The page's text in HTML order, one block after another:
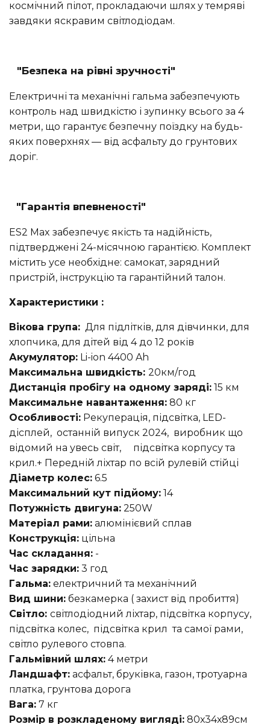
космічний пілот, прокладаючи шлях у темряві
завдяки яскравим світлодіодам.
"Безпека на рівні зручності"
Електричні та механічні гальма забезпечують
контроль над швидкістю і зупинку всього за 4
метри, що гарантує безпечну поїздку на будь-
яких поверхнях — від асфальту до грунтових
доріг.
"Гарантія впевненості"
ES2 Max забезпечує якість та надійність,
підтверджені 24-місячною гарантією. Комплект
містить усе необхідне: самокат, зарядний
пристрій, інструкцію та гарантійний талон.
Характеристики :
Вікова група: Для підлітків, для дівчинки, для
хлопчика, для дітей від 4 до 12 років
Акумулятор: Li-ion 4400 Ah
Максимальна швидкість: 20км/год
Дистанція пробігу на одному заряді: 15 км
Максимальне навантаження: 80 кг
Особливості: Рекуперація, підсвітка, LED-
дісплей, останній випуск 2024, виробник що
відомий на увесь світ, підсвітка корпусу та
крил.+ Передній ліхтар по всій рулевій стійці
Діаметр колес: 6.5
Максимальний кут підйому: 14
Потужність двигуна: 250W
Матеріал рами: алюмінієвий сплав
Конструкція: цільна
Час складання: -
Час зарядки: 3 год
Гальма: електричний та механічний
Вид шини: безкамерка ( захист від пробиття)
Світло: світлодіодний ліхтар, підсвітка корпусу,
підсвітка колес, підсвітка крил та самої рами,
світло рулевого стовпа.
Гальмівний шлях: 4 метри
Ландшафт: асфальт, бруківка, газон, тротуарна
платка, грунтова дорога
Вага: 7 кг
Розмір в розкладеному вигляді: 80х34х89см